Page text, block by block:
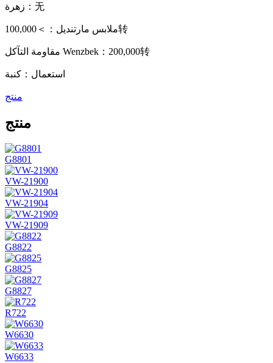
زهرة：无
ملابس مارتنديل：＞100,000转
مقاومة التآكل Wenzbek：200,000转
استعمال：كنبة
منتج
منتج
G8801
VW-21900
VW-21904
VW-21909
G8822
G8825
G8827
R722
W6630
W6633